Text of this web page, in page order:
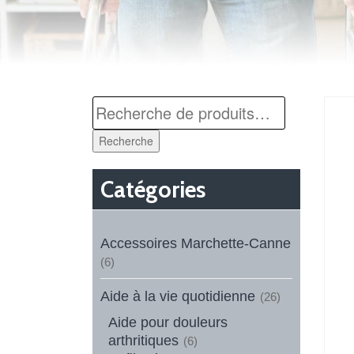
Recherche
Catégories
Accessoires Marchette-Canne
(6)
Aide à la vie quotidienne (26)
Aide pour douleurs
arthritiques (6)